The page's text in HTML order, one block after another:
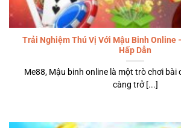
Trải Nghiệm Thú Vị Với Mậu Binh Online
Hấp Dẫn
Me88, Mậu binh online là một trò chơi bài
càng trở [...]